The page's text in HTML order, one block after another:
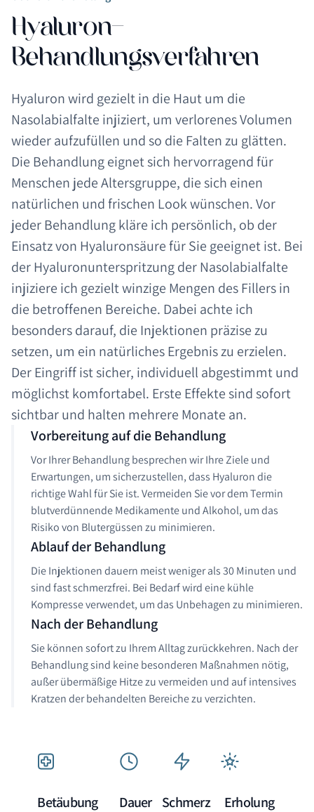
Hyaluron-
Behandlungsverfahren
Hyaluron wird gezielt in die Haut um die
Nasolabialfalte injiziert, um verlorenes Volumen
wieder aufzufüllen und so die Falten zu glätten.
Die Behandlung eignet sich hervorragend für
Menschen jede Altersgruppe, die sich einen
natürlichen und frischen Look wünschen. Vor
jeder Behandlung kläre ich persönlich, ob der
Einsatz von Hyaluronsäure für Sie geeignet ist. Bei
der Hyaluronunterspritzung der Nasolabialfalte
injiziere ich gezielt winzige Mengen des Fillers in
die betroffenen Bereiche. Dabei achte ich
besonders darauf, die Injektionen präzise zu
setzen, um ein natürliches Ergebnis zu erzielen.
Der Eingriff ist sicher, individuell abgestimmt und
möglichst komfortabel. Erste Effekte sind sofort
sichtbar und halten mehrere Monate an.
Vorbereitung auf die Behandlung
Vor Ihrer Behandlung besprechen wir Ihre Ziele und
Erwartungen, um sicherzustellen, dass Hyaluron die
richtige Wahl für Sie ist. Vermeiden Sie vor dem Termin
blutverdünnende Medikamente und Alkohol, um das
Risiko von Blutergüssen zu minimieren.
Ablauf der Behandlung
Die Injektionen dauern meist weniger als 30 Minuten und
sind fast schmerzfrei. Bei Bedarf wird eine kühle
Kompresse verwendet, um das Unbehagen zu minimieren.
Nach der Behandlung
Sie können sofort zu Ihrem Alltag zurückkehren. Nach der
Behandlung sind keine besonderen Maßnahmen nötig,
außer übermäßige Hitze zu vermeiden und auf intensives
Kratzen der behandelten Bereiche zu verzichten.
Betäubung Dauer Schmerz Erholung